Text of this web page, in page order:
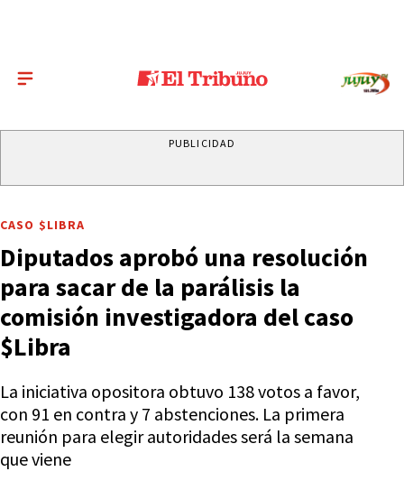
PUBLICIDAD
CASO $LIBRA
Diputados aprobó una resolución
para sacar de la parálisis la
comisión investigadora del caso
$Libra
La iniciativa opositora obtuvo 138 votos a favor,
con 91 en contra y 7 abstenciones. La primera
reunión para elegir autoridades será la semana
que viene